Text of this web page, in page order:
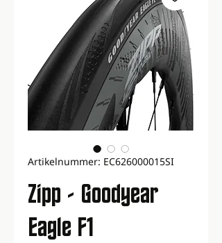
Artikelnummer: EC626000015SI
Zipp - Goodyear
Eagle F1